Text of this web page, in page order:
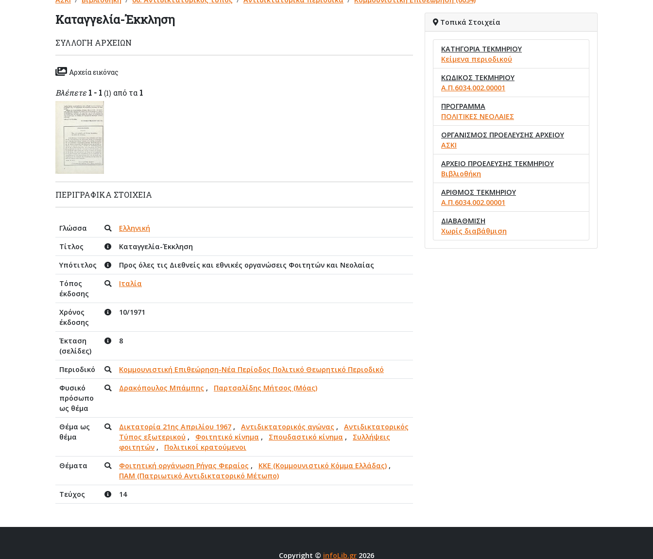
Καταγγελία-Έκκληση
ΣΥΛΛΟΓΉ ΑΡΧΕΊΩΝ
Αρχεία εικόνας
Βλέπετε 1 - 1 (1) από τα 1
ΠΕΡΙΓΡΑΦΙΚΆ ΣΤΟΙΧΕΊΑ
Γλώσσα
Ελληνική
Τίτλος
Καταγγελία-Έκκληση
Υπότιτλος
Προς όλες τις Διεθνείς και εθνικές οργανώσεις Φοιτητών και Νεολαίας
Τόπος
έκδοσης
Ιταλία
Χρόνος
έκδοσης
10/1971
Έκταση
(σελίδες)
8
Περιοδικό
Κομμουνιστική Επιθεώρηση-Νέα Περίοδος Πολιτικό Θεωρητικό Περιοδικό
Φυσικό
πρόσωπο
ως θέμα
Δρακόπουλος Μπάμπης , Παρτσαλίδης Μήτσος (Μόας)
Θέμα ως
θέμα
Δικτατορία 21ης Απριλίου 1967 , Αντιδικτατορικός αγώνας , Αντιδικτατορικός
Τύπος εξωτερικού , Φοιτητικό κίνημα , Σπουδαστικό κίνημα , Συλλήψεις
φοιτητών , Πολιτικοί κρατούμενοι
Θέματα
Φοιτητική οργάνωση Ρήγας Φεραίος , ΚΚΕ (Κομμουνιστικό Κόμμα Ελλάδας) ,
ΠΑΜ (Πατριωτικό Αντιδικτατορικό Μέτωπο)
Τεύχος
14
Τοπικά Στοιχεία
ΚΑΤΗΓΟΡΙΑ ΤΕΚΜΗΡΙΟΥ
Κείμενα περιοδικού
ΚΩΔΙΚΟΣ ΤΕΚΜΗΡΙΟΥ
Α.Π.6034.002.00001
ΠΡΟΓΡΑΜΜΑ
ΠΟΛΙΤΙΚΕΣ ΝΕΟΛΑΙΕΣ
ΟΡΓΑΝΙΣΜΟΣ ΠΡΟΕΛΕΥΣΗΣ ΑΡΧΕΙΟΥ
ΑΣΚΙ
ΑΡΧΕΙΟ ΠΡΟΕΛΕΥΣΗΣ ΤΕΚΜΗΡΙΟΥ
Βιβλιοθήκη
ΑΡΙΘΜΟΣ ΤΕΚΜΗΡΙΟΥ
Α.Π.6034.002.00001
ΔΙΑΒΑΘΜΙΣΗ
Χωρίς διαβάθμιση
Copyright © infoLib.gr 2026